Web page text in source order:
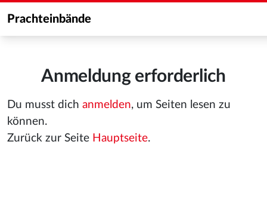
Prachteinbände
Anmeldung erforderlich
Du musst dich anmelden, um Seiten lesen zu
können.
Zurück zur Seite Hauptseite.